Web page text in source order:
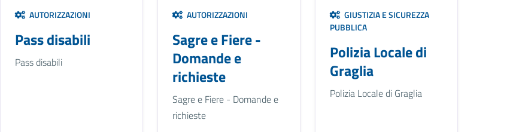
AUTORIZZAZIONI
Pass disabili
Pass disabili
AUTORIZZAZIONI
Sagre e Fiere -
Domande e
richieste
Sagre e Fiere - Domande e
richieste
GIUSTIZIA E SICUREZZA
PUBBLICA
Polizia Locale di
Graglia
Polizia Locale di Graglia